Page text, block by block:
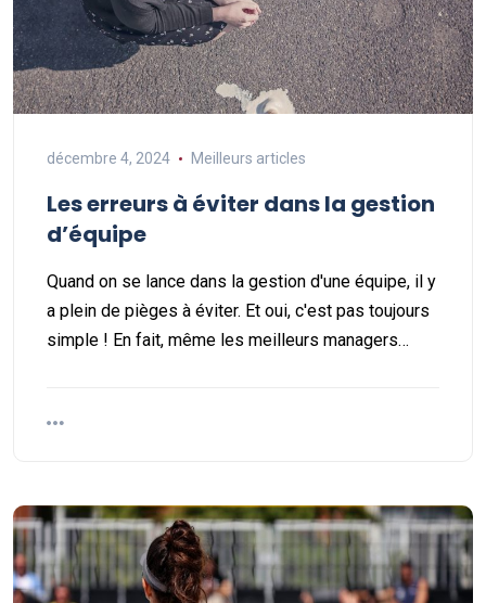
décembre 4, 2024 Meilleurs articles
Les erreurs à éviter dans la gestion
d’équipe
Quand on se lance dans la gestion d'une équipe, il y
a plein de pièges à éviter. Et oui, c'est pas toujours
simple ! En fait, même les meilleurs managers…